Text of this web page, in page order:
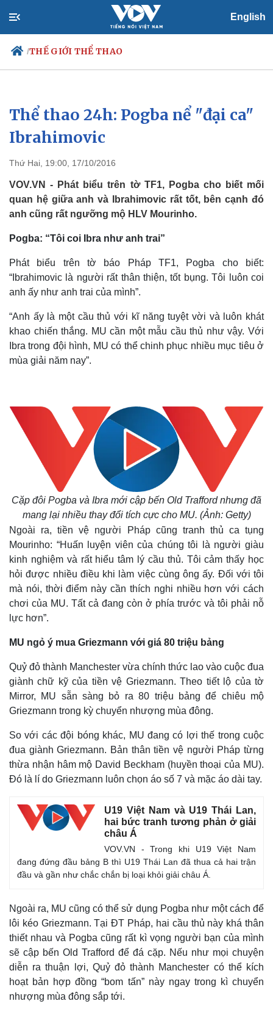
English
/THẾ GIỚI THỂ THAO
Chính trị
Đảng
Tổ chức nhân sự
Nhận diện sự thật
Xã hội
Việc làm
Biển đảo
Thế giới
Thể thao 24h: Pogba nể "đại ca"
Ibrahimovic
Thứ Hai, 19:00, 17/10/2016
VOV.VN - Phát biểu trên tờ TF1, Pogba cho biết mối
quan hệ giữa anh và Ibrahimovic rất tốt, bên cạnh đó
anh cũng rất ngưỡng mộ HLV Mourinho.
Pogba: “Tôi coi Ibra như anh trai”
Phát biểu trên tờ báo Pháp TF1, Pogba cho biết:
“Ibrahimovic là người rất thân thiện, tốt bụng. Tôi luôn coi
anh ấy như anh trai của mình”.
“Anh ấy là một cầu thủ với kĩ năng tuyệt vời và luôn khát
khao chiến thắng. MU cần một mẫu cầu thủ như vậy. Với
Ibra trong đội hình, MU có thể chinh phục nhiều mục tiêu ở
mùa giải năm nay”.
Cặp đôi Pogba và Ibra mới cập bến Old Trafford nhưng đã
mang lại nhiều thay đổi tích cực cho MU. (Ảnh: Getty)
Ngoài ra, tiền vệ người Pháp cũng tranh thủ ca tụng
Mourinho: “Huấn luyện viên của chúng tôi là người giàu
kinh nghiệm và rất hiểu tâm lý cầu thủ. Tôi cảm thấy học
hỏi được nhiều điều khi làm việc cùng ông ấy. Đối với tôi
mà nói, thời điểm này cần thích nghi nhiều hơn với cách
chơi của MU. Tất cả đang còn ở phía trước và tôi phải nỗ
lực hơn”.
MU ngỏ ý mua Griezmann với giá 80 triệu bảng
Quỷ đỏ thành Manchester vừa chính thức lao vào cuộc đua
giành chữ kỹ của tiền vệ Griezmann. Theo tiết lộ của tờ
Mirror, MU sẵn sàng bỏ ra 80 triệu bảng để chiêu mộ
Griezmann trong kỳ chuyển nhượng mùa đông.
So với các đội bóng khác, MU đang có lợi thế trong cuộc
đua giành Griezmann. Bản thân tiền vệ người Pháp từng
thừa nhận hâm mộ David Beckham (huyền thoại của MU).
Đó là lí do Griezmann luôn chọn áo số 7 và mặc áo dài tay.
U19 Việt Nam và U19 Thái Lan,
hai bức tranh tương phản ở giải
châu Á
VOV.VN - Trong khi U19 Việt Nam
đang đứng đầu bảng B thì U19 Thái Lan đã thua cả hai trận
đầu và gần như chắc chắn bị loại khỏi giải châu Á.
Ngoài ra, MU cũng có thể sử dụng Pogba như một cách để
lôi kéo Griezmann. Tại ĐT Pháp, hai cầu thủ này khá thân
thiết nhau và Pogba cũng rất kì vọng người bạn của mình
sẽ cập bến Old Trafford để đá cặp. Nếu như mọi chuyện
diễn ra thuận lợi, Quỷ đỏ thành Manchester có thể kích
hoạt bản hợp đồng “bom tấn” này ngay trong kì chuyển
nhượng mùa đông sắp tới.